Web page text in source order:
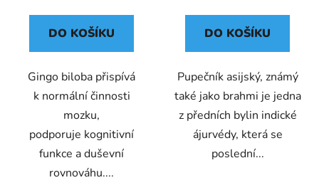
DO KOŠÍKU
Gingo biloba přispívá
k normální činnosti
mozku,
podporuje kognitivní
funkce a duševní
rovnováhu....
DO KOŠÍKU
Pupečník asijský, známý
také jako brahmi je jedna
z předních bylin indické
ájurvédy, která se
poslední...